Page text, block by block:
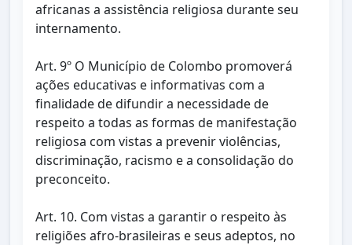
africanas a assistência religiosa durante seu
internamento.
Art. 9º O Município de Colombo promoverá
ações educativas e informativas com a
finalidade de difundir a necessidade de
respeito a todas as formas de manifestação
religiosa com vistas a prevenir violências,
discriminação, racismo e a consolidação do
preconceito.
Art. 10. Com vistas a garantir o respeito às
religiões afro-brasileiras e seus adeptos, no